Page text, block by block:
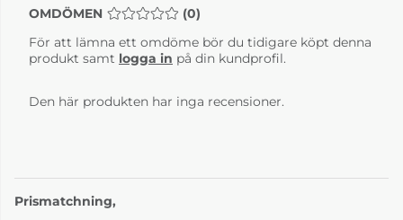
OMDÖMEN MEDELBETYG 0 AV 5 ANTAL BETYG 0
(0)
För att lämna ett omdöme bör du tidigare köpt denna
produkt samt logga in på din kundprofil.
Den här produkten har inga recensioner.
Prismatchning,